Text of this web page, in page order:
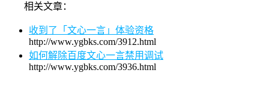
相关文章：
收到了「文心一言」体验资格
http://www.ygbks.com/3912.html
如何解除百度文心一言禁用调试
http://www.ygbks.com/3936.html